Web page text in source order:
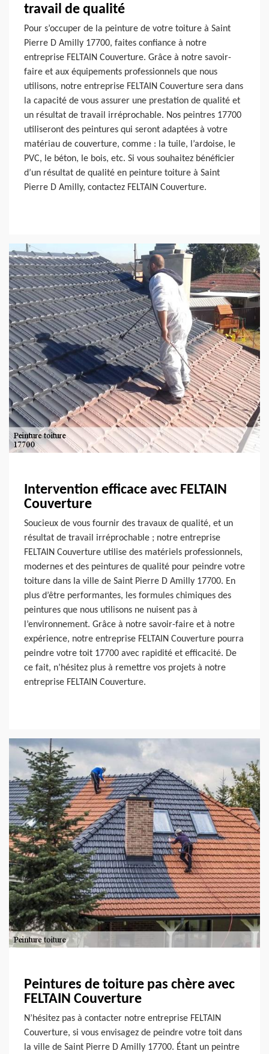
travail de qualité
Pour s’occuper de la peinture de votre toiture à Saint
Pierre D Amilly 17700, faites confiance à notre
entreprise FELTAIN Couverture. Grâce à notre savoir-
faire et aux équipements professionnels que nous
utilisons, notre entreprise FELTAIN Couverture sera dans
la capacité de vous assurer une prestation de qualité et
un résultat de travail irréprochable. Nos peintres 17700
utiliseront des peintures qui seront adaptées à votre
matériau de couverture, comme : la tuile, l’ardoise, le
PVC, le béton, le bois, etc. Si vous souhaitez bénéficier
d’un résultat de qualité en peinture toiture à Saint
Pierre D Amilly, contactez FELTAIN Couverture.
Intervention efficace avec FELTAIN
Couverture
Soucieux de vous fournir des travaux de qualité, et un
résultat de travail irréprochable ; notre entreprise
FELTAIN Couverture utilise des matériels professionnels,
modernes et des peintures de qualité pour peindre votre
toiture dans la ville de Saint Pierre D Amilly 17700. En
plus d’être performantes, les formules chimiques des
peintures que nous utilisons ne nuisent pas à
l’environnement. Grâce à notre savoir-faire et à notre
expérience, notre entreprise FELTAIN Couverture pourra
peindre votre toit 17700 avec rapidité et efficacité. De
ce fait, n’hésitez plus à remettre vos projets à notre
entreprise FELTAIN Couverture.
Peintures de toiture pas chère avec
FELTAIN Couverture
N’hésitez pas à contacter notre entreprise FELTAIN
Couverture, si vous envisagez de peindre votre toit dans
la ville de Saint Pierre D Amilly 17700. Étant un peintre